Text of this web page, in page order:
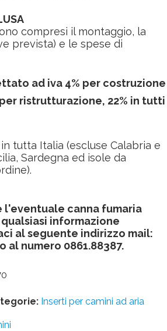
compresi il montaggio, la
prevista) e le spese di
ad iva 4% per costruzione
per ristrutturazione, 22% in tutti
in tutta Italia (escluse Calabria e
Sardegna ed isole da
).
l'eventuale canna fumaria
informazione
al seguente indirizzo mail:
o al numero 0861.88387.
Inserti per camini ad aria